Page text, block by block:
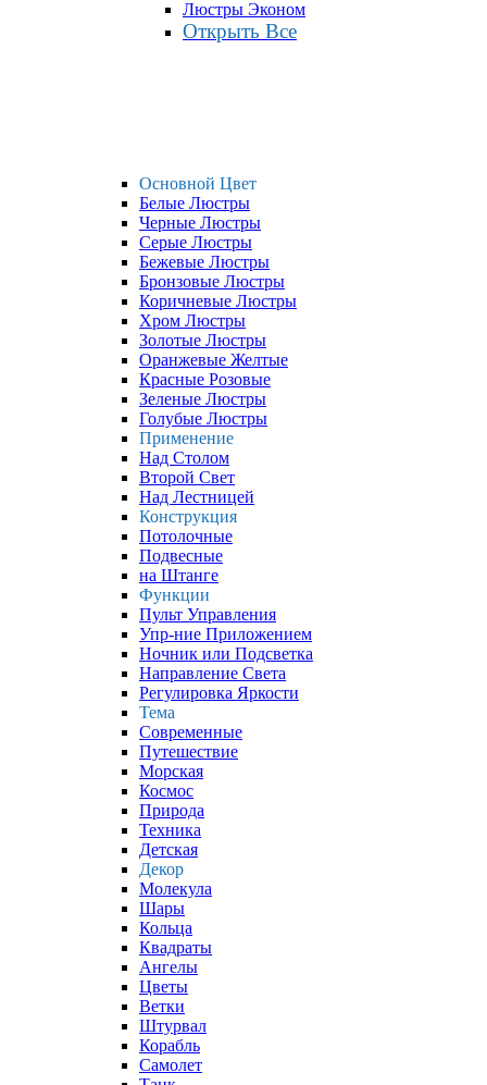
Люстры Эконом
Открыть Все
Основной Цвет
Белые Люстры
Черные Люстры
Серые Люстры
Бежевые Люстры
Бронзовые Люстры
Коричневые Люстры
Хром Люстры
Золотые Люстры
Оранжевые Желтые
Красные Розовые
Зеленые Люстры
Голубые Люстры
Применение
Над Столом
Второй Свет
Над Лестницей
Конструкция
Потолочные
Подвесные
на Штанге
Функции
Пульт Управления
Упр-ние Приложением
Ночник или Подсветка
Направление Света
Регулировка Яркости
Тема
Современные
Путешествие
Морская
Космос
Природа
Техника
Детская
Декор
Молекула
Шары
Кольца
Квадраты
Ангелы
Цветы
Ветки
Штурвал
Корабль
Самолет